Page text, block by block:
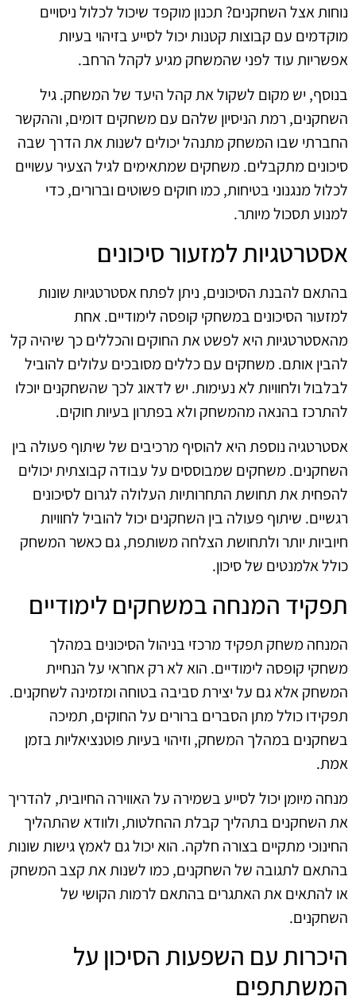
נוחות אצל השחקנים? תכנון מוקפד שיכול לכלול ניסויים
מוקדמים עם קבוצות קטנות יכול לסייע בזיהוי בעיות
אפשריות עוד לפני שהמשחק מגיע לקהל הרחב.
בנוסף, יש מקום לשקול את קהל היעד של המשחק. גיל
השחקנים, רמת הניסיון שלהם עם משחקים דומים, וההקשר
החברתי שבו המשחק מתנהל יכולים לשנות את הדרך שבה
סיכונים מתקבלים. משחקים שמתאימים לגיל הצעיר עשויים
לכלול מנגנוני בטיחות, כמו חוקים פשוטים וברורים, כדי
למנוע תסכול מיותר.
אסטרטגיות למזעור סיכונים
בהתאם להבנת הסיכונים, ניתן לפתח אסטרטגיות שונות
למזעור הסיכונים במשחקי קופסה לימודיים. אחת
מהאסטרטגיות היא לפשט את החוקים והכללים כך שיהיה קל
להבין אותם. משחקים עם כללים מסובכים עלולים להוביל
לבלבול ולחוויות לא נעימות. יש לדאוג לכך שהשחקנים יוכלו
להתרכז בהנאה מהמשחק ולא בפתרון בעיות חוקים.
אסטרטגיה נוספת היא להוסיף מרכיבים של שיתוף פעולה בין
השחקנים. משחקים שמבוססים על עבודה קבוצתית יכולים
להפחית את תחושת התחרותיות העלולה לגרום לסיכונים
רגשיים. שיתוף פעולה בין השחקנים יכול להוביל לחוויות
חיוביות יותר ולתחושת הצלחה משותפת, גם כאשר המשחק
כולל אלמנטים של סיכון.
תפקיד המנחה במשחקים לימודיים
המנחה משחק תפקיד מרכזי בניהול הסיכונים במהלך
משחקי קופסה לימודיים. הוא לא רק אחראי על הנחיית
המשחק אלא גם על יצירת סביבה בטוחה ומזמינה לשחקנים.
תפקידו כולל מתן הסברים ברורים על החוקים, תמיכה
בשחקנים במהלך המשחק, וזיהוי בעיות פוטנציאליות בזמן
אמת.
מנחה מיומן יכול לסייע בשמירה על האווירה החיובית, להדריך
את השחקנים בתהליך קבלת ההחלטות, ולוודא שהתהליך
החינוכי מתקיים בצורה חלקה. הוא יכול גם לאמץ גישות שונות
בהתאם לתגובה של השחקנים, כמו לשנות את קצב המשחק
או להתאים את האתגרים בהתאם לרמות הקושי של
השחקנים.
היכרות עם השפעות הסיכון על
המשתתפים